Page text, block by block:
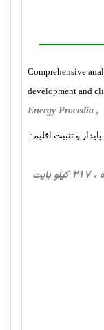
Comprehensive
development and
Energy Procedia
و تثبیت اقلیم:
، کلیه گرایش ها، 16 صفحه فارسی تایپ شده ، 217 کیلو بایت